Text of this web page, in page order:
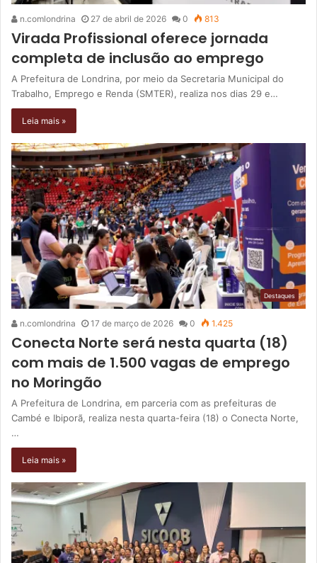
n.comlondrina 27 de abril de 2026 0 813
Virada Profissional oferece jornada
completa de inclusão ao emprego
A Prefeitura de Londrina, por meio da Secretaria Municipal do
Trabalho, Emprego e Renda (SMTER), realiza nos dias 29 e…
Leia mais »
Destaques
n.comlondrina 17 de março de 2026 0 1.425
Conecta Norte será nesta quarta (18)
com mais de 1.500 vagas de emprego
no Moringão
A Prefeitura de Londrina, em parceria com as prefeituras de
Cambé e Ibiporã, realiza nesta quarta-feira (18) o Conecta Norte,
…
Leia mais »